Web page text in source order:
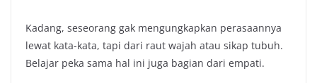
Kadang, seseorang gak mengungkapkan perasaannya
lewat kata-kata, tapi dari raut wajah atau sikap tubuh.
Belajar peka sama hal ini juga bagian dari empati.